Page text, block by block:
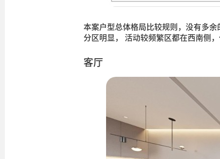
本案户型总体格局比较规则，没有多
分区明显， 活动较频繁区都在西南侧
客厅